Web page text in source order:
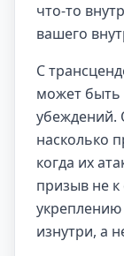
что-то
вашего
С
может
убеждений.
насколько
когда их
призыв не к
укреплению
изнутри, а